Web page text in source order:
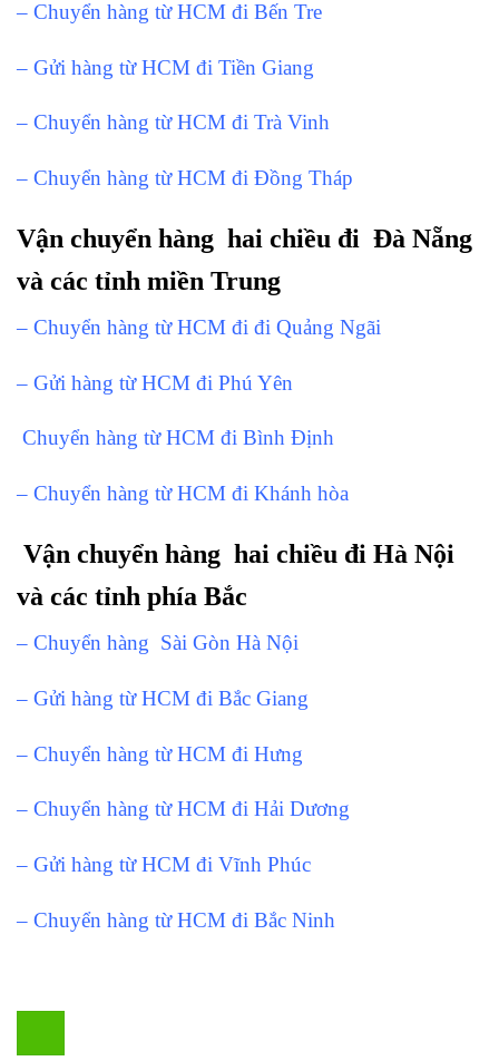
– Chuyển hàng từ HCM đi Bến Tre
– Gửi hàng từ HCM đi Tiền Giang
– Chuyển hàng từ HCM đi Trà Vinh
– Chuyển hàng từ HCM đi Đồng Tháp
Vận chuyển hàng hai chiều đi Đà Nẵng
và các tỉnh miền Trung
– Chuyển hàng từ HCM đi đi Quảng Ngãi
– Gửi hàng từ HCM đi Phú Yên
Chuyển hàng từ HCM đi Bình Định
– Chuyển hàng từ HCM đi Khánh hòa
Vận chuyển hàng hai chiều đi Hà Nội
và các tỉnh phía Bắc
– Chuyển hàng Sài Gòn Hà Nội
– Gửi hàng từ HCM đi Bắc Giang
– Chuyển hàng từ HCM đi Hưng
– Chuyển hàng từ HCM đi Hải Dương
– Gửi hàng từ HCM đi Vĩnh Phúc
– Chuyển hàng từ HCM đi Bắc Ninh